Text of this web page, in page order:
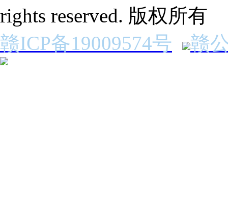
rights reserved. 版权所有
赣ICP备19009574号
赣